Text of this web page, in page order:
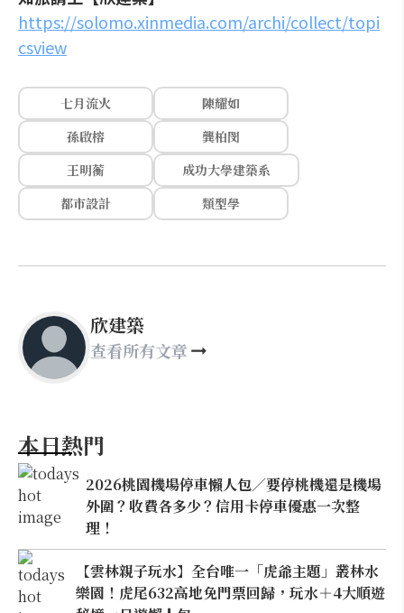
https://solomo.xinmedia.com/archi/collect/topi
csview
七月流火
陳耀如
孫啟榕
龔柏閔
王明蘅
成功大學建築系
都市設計
類型學
欣建築
查看所有文章
本日熱門
2026桃園機場停車懶人包／要停桃機還是機場
外圍？收費各多少？信用卡停車優惠一次整
理！
【雲林親子玩水】全台唯一「虎爺主題」叢林水
樂園！虎尾632高地免門票回歸，玩水＋4大順遊